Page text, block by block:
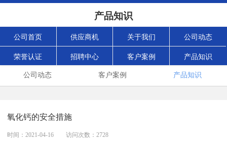
产品知识
公司首页 供应商机 关于我们 公司动态
荣誉认证 招聘中心 客户案例 产品知识
公司动态 客户案例 产品知识
氧化钙的安全措施
时间：2021-04-16 访问次数：2728